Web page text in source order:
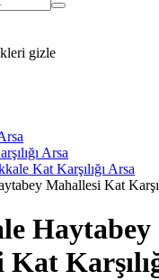
gizle
Arsa
Kat Karşılığı Arsa
Mahallesi Kat
Haytabey